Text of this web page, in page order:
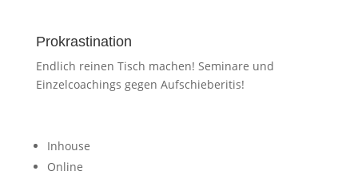
Prokrastination
Endlich reinen Tisch machen! Seminare und
Einzelcoachings gegen Aufschieberitis!
Inhouse
Online